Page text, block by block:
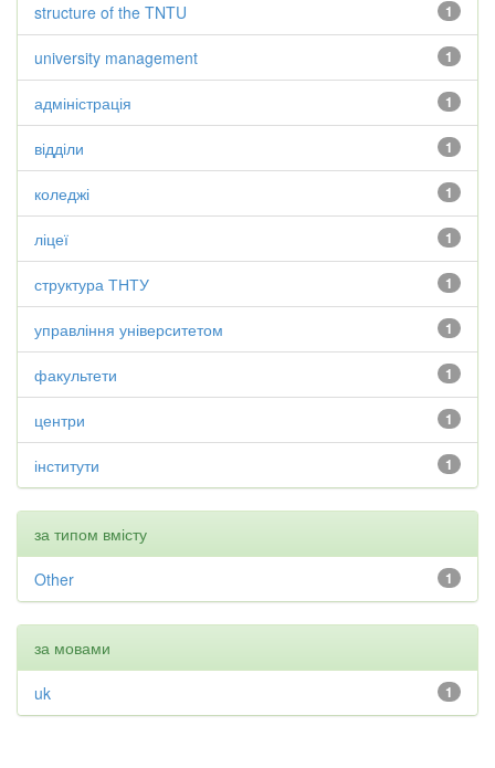
1
structure of the TNTU
1
university management
1
адміністрація
1
відділи
1
коледжі
1
ліцеї
1
структура ТНТУ
1
управління університетом
1
факультети
1
центри
1
інститути
за типом вмісту
1
Other
за мовами
1
uk